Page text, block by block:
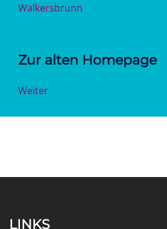
Walkersbrunn
Zur alten Homepage
Weiter
LINKS